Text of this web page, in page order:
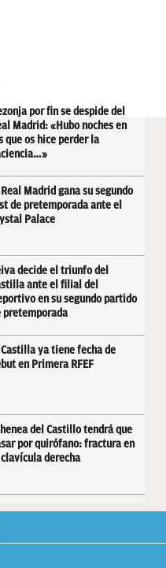
por fin se despide del
Madrid: «Hubo noches en
que os hice perder la
Real Madrid gana su segundo
de pretemporada ante el
Palace
decide el triunfo del
ante el filial del
en su segundo partido
pretemporada
Castilla ya tiene fecha de
en Primera RFEF
del Castillo tendrá que
por quirófano: fractura en
clavícula derecha